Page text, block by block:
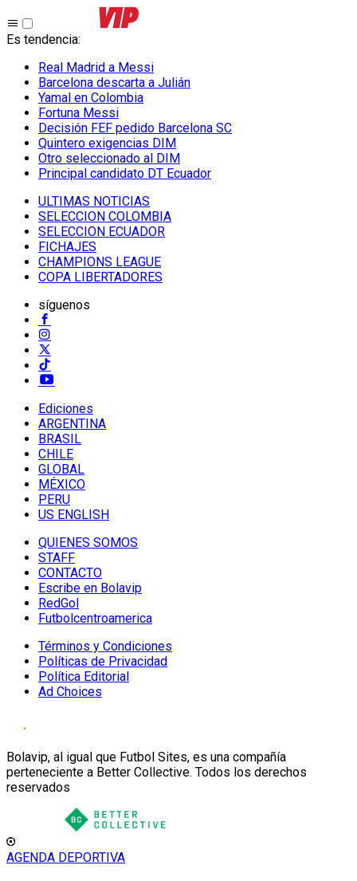
Es tendencia:
Real Madrid a Messi
Barcelona descarta a Julián
Yamal en Colombia
Fortuna Messi
Decisión FEF pedido Barcelona SC
Quintero exigencias DIM
Otro seleccionado al DIM
Principal candidato DT Ecuador
ULTIMAS NOTICIAS
SELECCION COLOMBIA
SELECCION ECUADOR
FICHAJES
CHAMPIONS LEAGUE
COPA LIBERTADORES
síguenos
Ediciones
ARGENTINA
BRASIL
CHILE
GLOBAL
MÉXICO
PERU
US ENGLISH
QUIENES SOMOS
STAFF
CONTACTO
Escribe en Bolavip
RedGol
Futbolcentroamerica
Términos y Condiciones
Políticas de Privacidad
Política Editorial
Ad Choices
Bolavip, al igual que Futbol Sites, es una compañía
perteneciente a Better Collective. Todos los derechos
reservados
AGENDA DEPORTIVA